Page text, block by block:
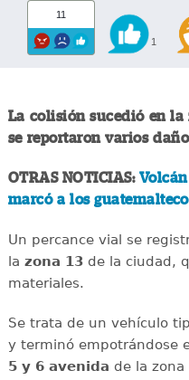
11
1
La colisión sucedió en la
se reportaron varios
OTRAS NOTICIAS:
marcó a los
Un percance vial se
la zona 13de la ciudad,
materiales.
Se trata de un vehículo
y terminó empotrándose
5 y 6 avenida de la